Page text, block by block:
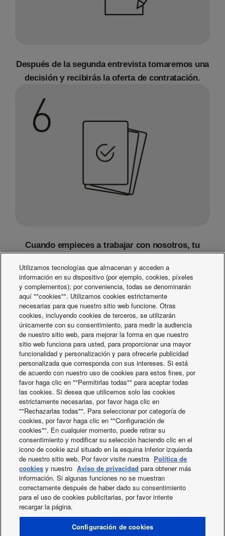
Después de la segunda entrevista tomaremos una
decisión y recibirás la oferta de contratación.
Cuando empieces a trabajar con nosotros, tu
incorporación contigo para satisfacer de la mejor
manera posible tus necesidades personales.
Portal de selección de personal
X Facebook
SOBRE NOSOTROS
Contacte con nosotros
Condiciones de uso
Utilizamos tecnologías que almacenan y acceden a
información en su dispositivo (por ejemplo, cookies, píxeles
y complementos); por conveniencia, todas se denominarán
aquí ""cookies"". Utilizamos cookies estrictamente
necesarias para que nuestro sitio web funcione. Otras
cookies, incluyendo cookies de terceros, se utilizarán
únicamente con su consentimiento, para medir la audiencia
de nuestro sitio web, para mejorar la forma en que nuestro
sitio web funciona para usted, para proporcionar una mayor
funcionalidad y personalización y para ofrecerle publicidad
personalizada que corresponda con sus intereses. Si está
de acuerdo con nuestro uso de cookies para estos fines, por
favor haga clic en ""Permitirlas todas"" para aceptar todas
las cookies. Si desea que utilicemos solo las cookies
estrictamente necesarias, por favor haga clic en
""Rechazarlas todas"". Para seleccionar por categoría de
cookies, por favor haga clic en ""Configuración de
cookies"". En cualquier momento, puede retirar su
consentimiento y modificar su selección haciendo clic en el
icono de cookie azul situado en la esquina inferior izquierda
de nuestro sitio web. Por favor visite nuestra Política de
cookies y nuestro Aviso de privacidad para obtener más
información. Si algunas funciones no se muestran
correctamente después de haber dado su consentimiento
para el uso de cookies publicitarias, por favor intente
recargar la página.
Configuración de cookies